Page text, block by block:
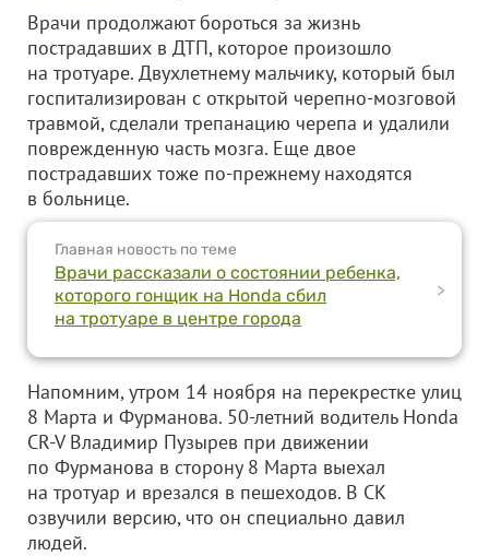
Врачи продолжают бороться за жизнь
пострадавших в ДТП, которое произошло
на тротуаре. Двухлетнему мальчику, который был
госпитализирован с открытой черепно-мозговой
травмой, сделали трепанацию черепа и удалили
поврежденную часть мозга. Еще двое
пострадавших тоже по-прежнему находятся
в больнице.
Главная новость по теме
Врачи рассказали о состоянии ребенка,
которого гонщик на Honda сбил
на тротуаре в центре города
>
Напомним, утром 14 ноября на перекрестке улиц
8 Марта и Фурманова. 50-летний водитель Honda
CR-V Владимир Пузырев при движении
по Фурманова в сторону 8 Марта выехал
на тротуар и врезался в пешеходов. В СК
озвучили версию, что он специально давил
людей.